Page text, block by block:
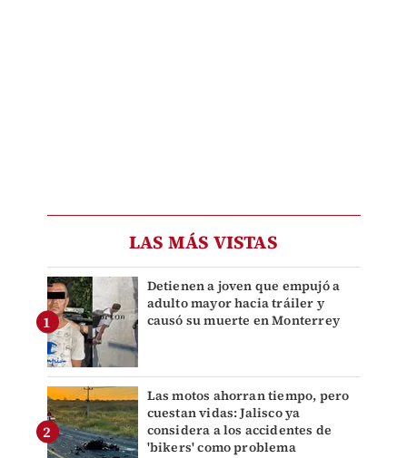
LAS MÁS VISTAS
Detienen a joven que empujó a
adulto mayor hacia tráiler y
causó su muerte en Monterrey
Las motos ahorran tiempo, pero
cuestan vidas: Jalisco ya
considera a los accidentes de
'bikers' como problema